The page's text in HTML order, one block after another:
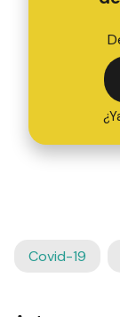
Covid-19